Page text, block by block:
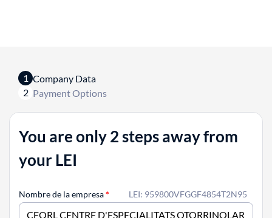
1 Company Data
2 Payment Options
You are only 2 steps away from
your LEI
LEI: 959800VFGGF4854T2N95
Nombre de la empresa*